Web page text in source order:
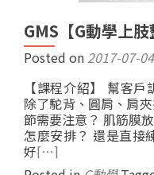
GMS【G動學上肢
Posted on 2017-07-04
【課程介紹】 幫客
除了駝背、圓肩、肩
節需要注意？ 肌筋膜
怎麼安排？ 還是直接
好[…]